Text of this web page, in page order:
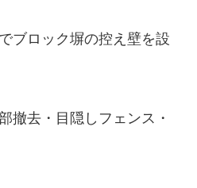
ブロック塀の控え壁を設
撤去・目隠しフェンス・